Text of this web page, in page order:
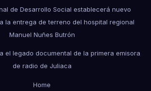
de Desarrollo Social establecerá nuevo
la entrega de terreno del hospital regional
Manuel Nuñes Butrón
el legado documental de la primera emisora
de radio de Juliaca
Home